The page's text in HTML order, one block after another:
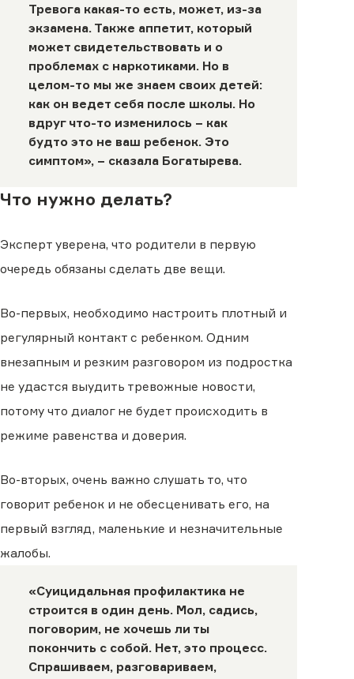
Тревога какая-то есть, может, из-за
экзамена. Также аппетит, который
может свидетельствовать и о
проблемах с наркотиками. Но в
целом-то мы же знаем своих детей:
как он ведет себя после школы. Но
вдруг что-то изменилось − как
будто это не ваш ребенок. Это
симптом», − сказала Богатырева.
Что нужно делать?
Эксперт уверена, что родители в первую
очередь обязаны сделать две вещи.
Во-первых, необходимо настроить плотный и
регулярный контакт с ребенком. Одним
внезапным и резким разговором из подростка
не удастся выудить тревожные новости,
потому что диалог не будет происходить в
режиме равенства и доверия.
Во-вторых, очень важно слушать то, что
говорит ребенок и не обесценивать его, на
первый взгляд, маленькие и незначительные
жалобы.
«Суицидальная профилактика не
строится в один день. Мол, садись,
поговорим, не хочешь ли ты
покончить с собой. Нет, это процесс.
Спрашиваем, разговариваем,